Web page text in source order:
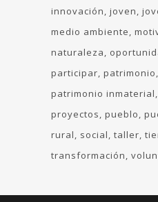
innovación joven
medio ambiente
naturaleza
participar patrimonio
patrimonio inmaterial
proyectos pueblo
rural
social taller
transformación